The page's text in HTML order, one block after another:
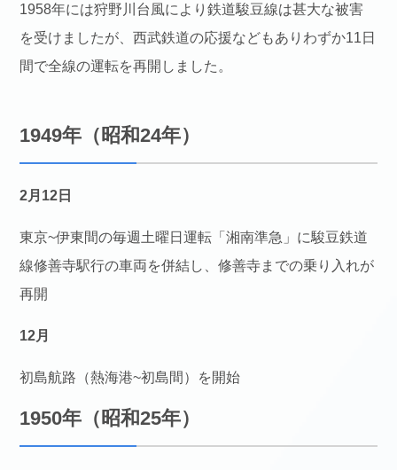
1958年には狩野川台風により鉄道駿豆線は甚大な被害
を受けましたが、西武鉄道の応援などもありわずか11日
間で全線の運転を再開しました。
1949年（昭和24年）
2月12日
東京~伊東間の毎週土曜日運転「湘南準急」に駿豆鉄道
線修善寺駅行の車両を併結し、修善寺までの乗り入れが
再開
12月
初島航路（熱海港~初島間）を開始
1950年（昭和25年）